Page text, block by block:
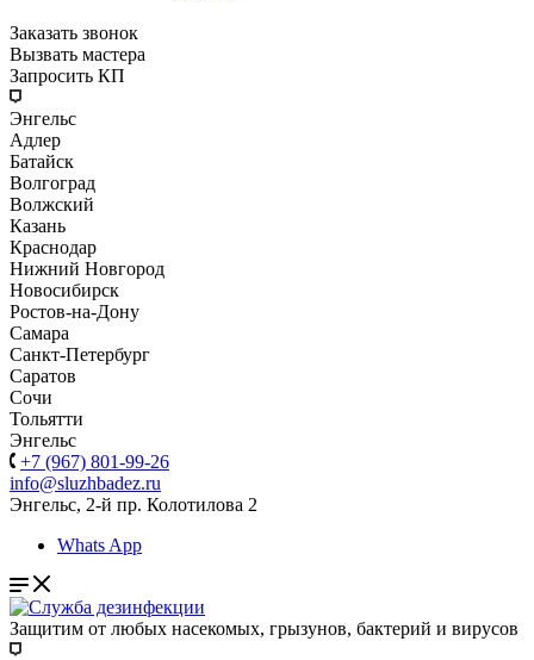
Заказать звонок
Вызвать мастера
Запросить КП
Энгельс
Адлер
Батайск
Волгоград
Волжский
Казань
Краснодар
Нижний Новгород
Новосибирск
Ростов-на-Дону
Самара
Санкт-Петербург
Саратов
Сочи
Тольятти
Энгельс
+7 (967) 801-99-26
info@sluzhbadez.ru
Энгельс, 2-й пр. Колотилова 2
Whats App
Защитим от любых насекомых, грызунов, бактерий и вирусов